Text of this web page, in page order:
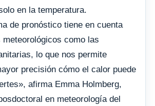
en la temperatura.
de pronóstico tiene en cuenta
como las
lo que nos permite
precisión cómo el calor puede
afirma Emma Holmberg,
en meteorología del